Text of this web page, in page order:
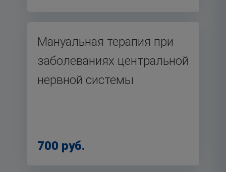
Мануальная терапия при
заболеваниях центральной
нервной системы
700 руб.